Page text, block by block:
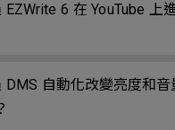
EZWrite 6 在 YouTube 上
DMS 自動化改變亮度和音